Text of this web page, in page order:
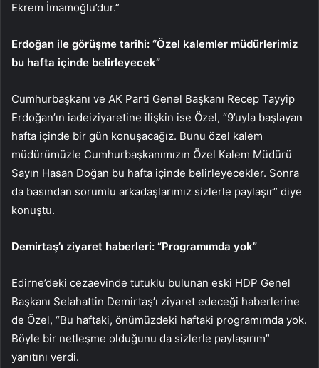
Ekrem İmamoğlu’dur.”
Erdoğan ile görüşme tarihi: “Özel kalemler müdürlerimiz
bu hafta içinde belirleyecek”
Cumhurbaşkanı ve AK Parti Genel Başkanı Recep Tayyip
Erdoğan’ın iadeiziyaretine ilişkin ise Özel, “9’uyla başlayan
hafta içinde bir gün konuşacağız. Bunu özel kalem
müdürümüzle Cumhurbaşkanımızın Özel Kalem Müdürü
Sayın Hasan Doğan bu hafta içinde belirleyecekler. Sonra
da basından sorumlu arkadaşlarımız sizlerle paylaşır” diye
konuştu.
Demirtaş’ı ziyaret haberleri: “Programımda yok”
Edirne’deki cezaevinde tutuklu bulunan eski HDP Genel
Başkanı Selahattin Demirtaş’ı ziyaret edeceği haberlerine
de Özel, “Bu haftaki, önümüzdeki haftaki programımda yok.
Böyle bir netleşme olduğunu da sizlerle paylaşırım”
yanıtını verdi.